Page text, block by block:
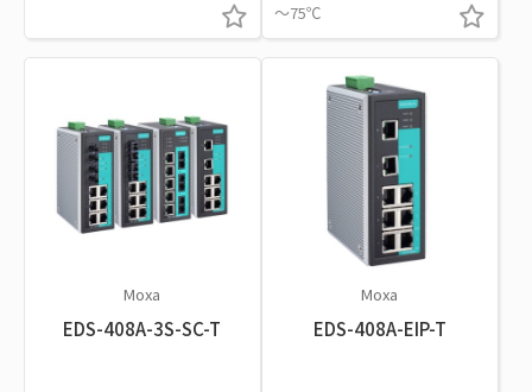
～75℃
Moxa
EDS-408A-3S-SC-T
Moxa
EDS-408A-EIP-T